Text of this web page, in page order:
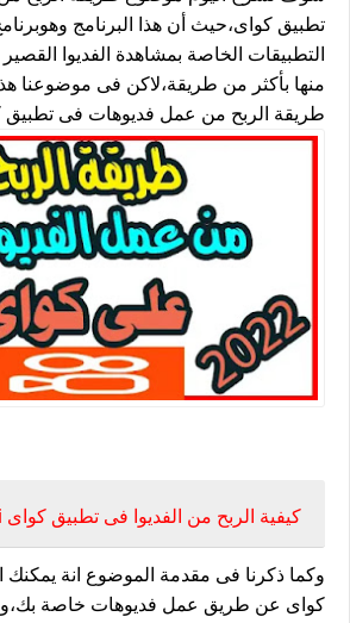
تطبيق كواى،حيث أن هذا البرنامج
التطبيقات الخاصة بمشاهدة الفديوا القصير
منها بأكثر من طريقة،لاكن فى موضوعنا
طريقة الربح من عمل فديوهات فى تطبيق
كيفية الربح من الفديوا فى تطبيق كواى kwai
وكما ذكرنا فى مقدمة الموضوع انة يمكنك
كواى عن طريق عمل فديوهات خاصة